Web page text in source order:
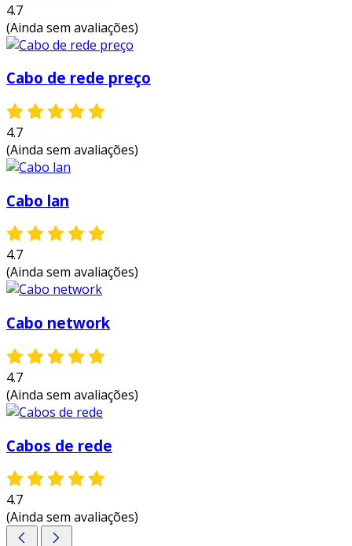
4.7
(Ainda sem avaliações)
Cabo de rede preço
4.7
(Ainda sem avaliações)
Cabo lan
4.7
(Ainda sem avaliações)
Cabo network
4.7
(Ainda sem avaliações)
Cabos de rede
4.7
(Ainda sem avaliações)